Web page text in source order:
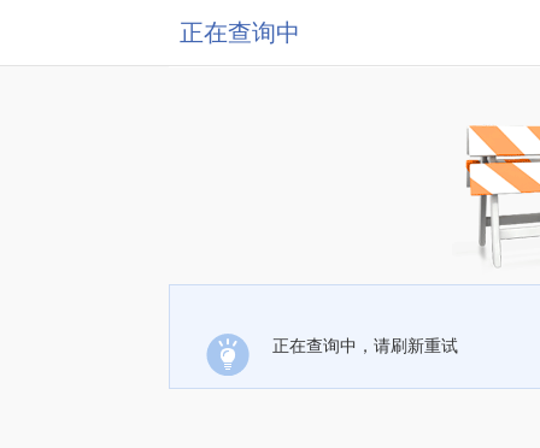
正在查询中
正在查询中，请刷新重试